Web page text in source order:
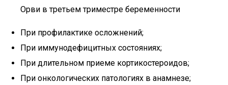
Орви в третьем триместре беременности
При профилактике осложнений;
При иммунодефицитных состояниях;
При длительном приеме кортикостероидов;
При онкологических патологиях в анамнезе;